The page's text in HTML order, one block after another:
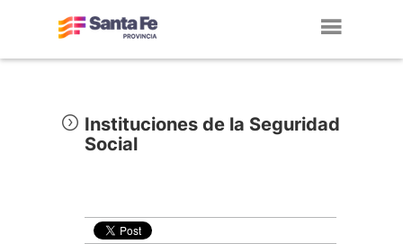
Instituciones de la Seguridad
Social